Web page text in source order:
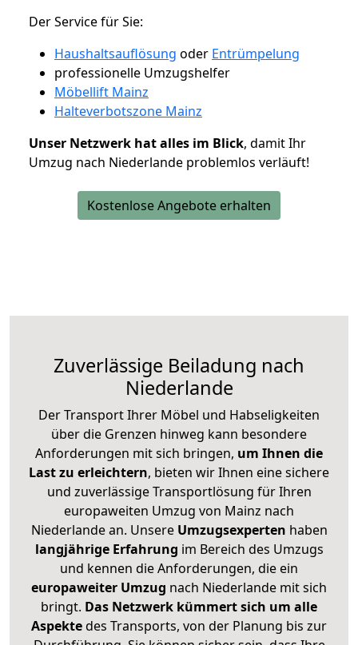
Der Service für Sie:
Haushaltsauflösung oder Entrümpelung
professionelle Umzugshelfer
Möbellift Mainz
Halteverbotszone Mainz
Unser Netzwerk hat alles im Blick, damit Ihr
Umzug nach Niederlande problemlos verläuft!
Kostenlose Angebote erhalten
Zuverlässige Beiladung nach
Niederlande
Der Transport Ihrer Möbel und Habseligkeiten
über die Grenzen hinweg kann besondere
Anforderungen mit sich bringen, um Ihnen die
Last zu erleichtern, bieten wir Ihnen eine sichere
und zuverlässige Transportlösung für Ihren
europaweiten Umzug von Mainz nach
Niederlande an. Unsere Umzugsexperten haben
langjährige Erfahrung im Bereich des Umzugs
und kennen die Anforderungen, die ein
europaweiter Umzug nach Niederlande mit sich
bringt. Das Netzwerk kümmert sich um alle
Aspektedes Transports, von der Planung bis zur